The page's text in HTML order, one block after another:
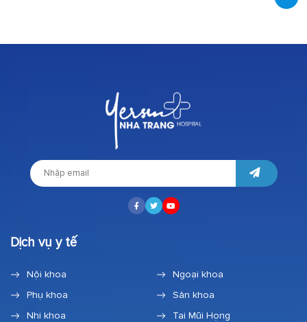
Dịch vụ y tế
Nội khoa
Ngoại khoa
Phụ khoa
Sản khoa
Nhi khoa
Tai Mũi Họng